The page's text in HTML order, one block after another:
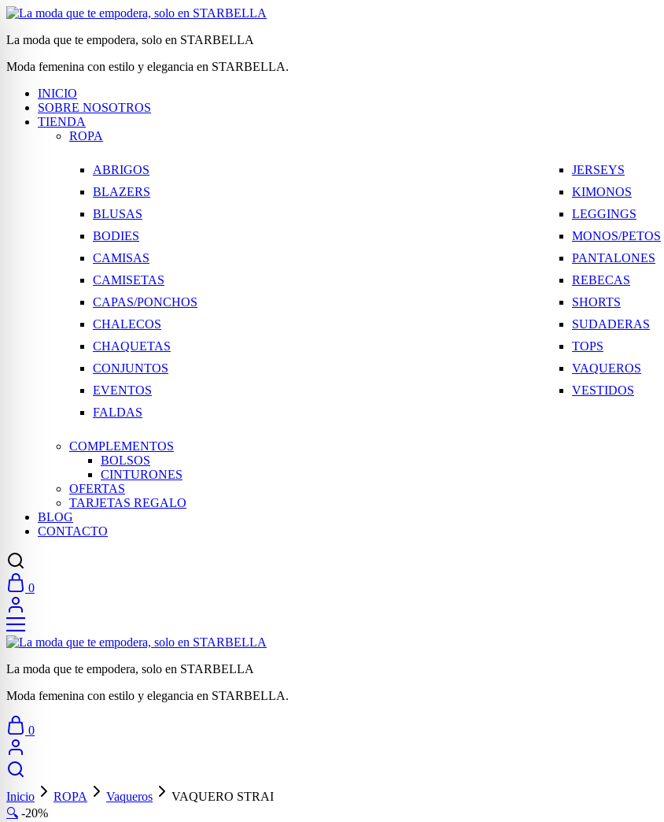
La moda que te empodera, solo en STARBELLA
Moda femenina con estilo y elegancia en STARBELLA.
INICIO
SOBRE NOSOTROS
TIENDA
ROPA
ABRIGOS
BLAZERS
BLUSAS
BODIES
CAMISAS
CAMISETAS
CAPAS/PONCHOS
CHALECOS
CHAQUETAS
CONJUNTOS
EVENTOS
FALDAS
JERSEYS
KIMONOS
LEGGINGS
MONOS/PETOS
PANTALONES
REBECAS
SHORTS
SUDADERAS
TOPS
VAQUEROS
VESTIDOS
COMPLEMENTOS
BOLSOS
CINTURONES
OFERTAS
TARJETAS REGALO
BLOG
CONTACTO
0
La moda que te empodera, solo en STARBELLA
Moda femenina con estilo y elegancia en STARBELLA.
0
Inicio ROPA Vaqueros
VAQUERO STRAI
🔍 -20%